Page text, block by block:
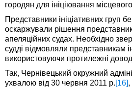
городян для ініціювання
Представники ініціативних груп
оскаржували рішення
апеляційних судах. Необхідно
судді відмовляли представникам
використовуючи протилежні
Так, Чернівецький окружний
ухвалою від 30 червня 2011 р. [16] ,